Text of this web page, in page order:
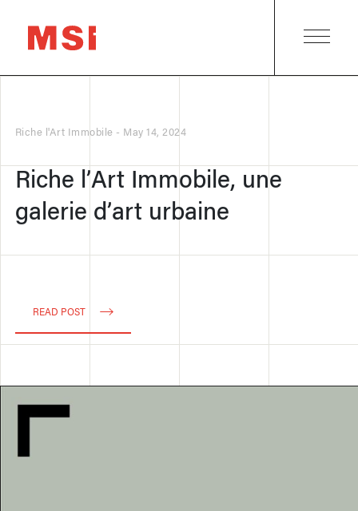
Riche l'Art Immobile - May 14, 2024
Riche l’Art Immobile, une
galerie d’art urbaine
READ POST